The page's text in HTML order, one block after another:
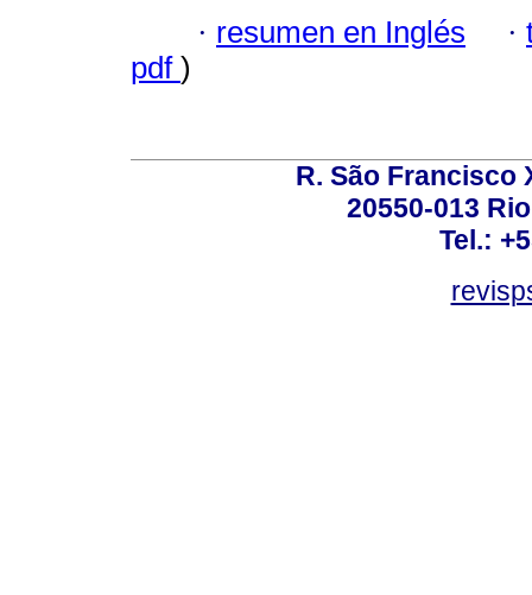
· resumen en Inglés ·
pdf )
R. São Francisco
20550-013
Tel.: